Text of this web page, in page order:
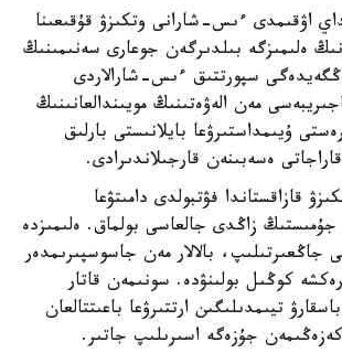
اۋقىمدى ءىس-شارانى وتكىزۋ قۇقىعىنا
ەلىمىزگە بىلدىرگەن جوعارى سەنىمىنىڭ
سپورتتىق ءىس-شارالاردى
مەن الەۋەتىنىڭ مويىندالعانىنىڭ
ۇيىمداستىرۋعا بايلانىستى بارلىق
ەسەبىنەن قارجىلاندىرادى.
قازاقستاندا فۋتبولدى دامىتۋعا
جۇمىستىڭ زاڭدى جالعاسى بولماق. ەلىمىزدە
جاڭعىرتىلىپ، بالالار مەن جاسوسپىرىمدەر
كوڭىل بولىنۋدە. سونىمەن قاتار
تيىمدىلىگىن ارتتىرۋعا باعىتتالعان
جۇزەگە اسىرىلىپ جاتىر.